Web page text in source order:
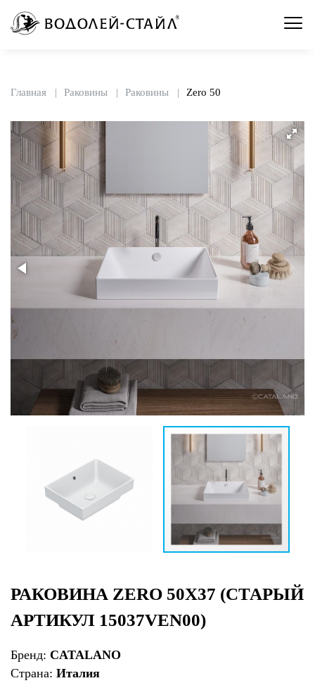
Главная Раковины Раковины Zero 50
РАКОВИНА ZERO 50X37 (СТАРЫЙ
АРТИКУЛ 15037VEN00)
Бренд: CATALANO
Страна: Италия